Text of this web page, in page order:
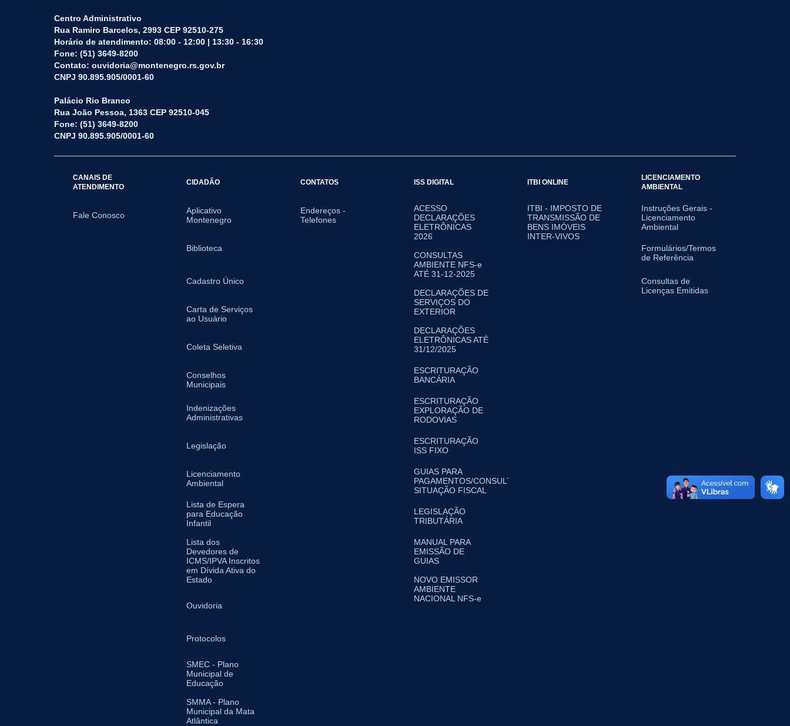
Centro Administrativo
Rua Ramiro Barcelos, 2993 CEP 92510-275
Horário de atendimento: 08:00 - 12:00 | 13:30 - 16:30
Fone: (51) 3649-8200
Contato: ouvidoria@montenegro.rs.gov.br
CNPJ 90.895.905/0001-60
Palácio Rio Branco
Rua João Pessoa, 1363 CEP 92510-045
Fone: (51) 3649-8200
CNPJ 90.895.905/0001-60
CANAIS DE
ATENDIMENTO
Fale Conosco
CIDADÃO
Aplicativo
Montenegro
Biblioteca
Cadastro Único
Carta de Serviços
ao Usuário
Coleta Seletiva
Conselhos
Municipais
Indenizações
Administrativas
Legislação
Licenciamento
Ambiental
Lista de Espera
para Educação
Infantil
Lista dos
Devedores de
ICMS/IPVA Inscritos
em Dívida Ativa do
Estado
Ouvidoria
Protocolos
SMEC - Plano
Municipal de
Educação
SMMA - Plano
Municipal da Mata
Atlântica
CONTATOS
Endereços -
Telefones
ISS DIGITAL
ACESSO
DECLARAÇÕES
ELETRÔNICAS
2026
CONSULTAS
AMBIENTE NFS-e
ATÉ 31-12-2025
DECLARAÇÕES DE
SERVIÇOS DO
EXTERIOR
DECLARAÇÕES
ELETRÔNICAS ATÉ
31/12/2025
ESCRITURAÇÃO
BANCÁRIA
ESCRITURAÇÃO
EXPLORAÇÃO DE
RODOVIAS
ESCRITURAÇÃO
ISS FIXO
GUIAS PARA
PAGAMENTOS/CONSULTA
SITUAÇÃO FISCAL
LEGISLAÇÃO
TRIBUTÁRIA
MANUAL PARA
EMISSÃO DE
GUIAS
NOVO EMISSOR
AMBIENTE
NACIONAL NFS-e
ITBI ONLINE
ITBI - IMPOSTO DE
TRANSMISSÃO DE
BENS IMÓVEIS
INTER-VIVOS
LICENCIAMENTO
AMBIENTAL
Instruções Gerais -
Licenciamento
Ambiental
Formulários/Termos
de Referência
Consultas de
Licenças Emitidas